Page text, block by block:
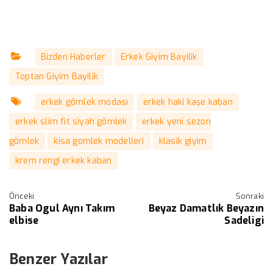
Bizden Haberler
Erkek Giyim Bayilik
Toptan Giyim Bayilik
erkek gömlek modası
erkek haki kaşe kaban
erkek slim fit siyah gömlek
erkek yeni sezon
gömlek
kisa gomlek modelleri
klasik giyim
krem rengi erkek kaban
Önceki
Baba Ogul Aynı Takım
elbise
Sonraki
Beyaz Damatlık Beyazın
Sadeligi
Benzer Yazılar